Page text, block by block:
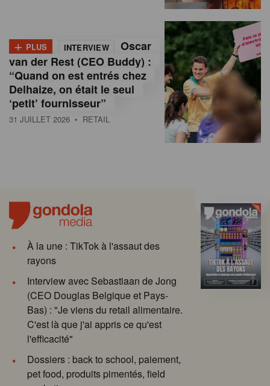
+ PLUS INTERVIEW
Oscar
van der Rest (CEO Buddy) :
“Quand on est entrés chez
Delhaize, on était le seul
‘petit’ fournisseur”
31 JUILLET 2026 • RETAIL
À la une : TikTok à l'assaut des
rayons
Interview avec Sebastiaan de Jong
(CEO Douglas Belgique et Pays-
Bas) : "Je viens du retail alimentaire.
C'est là que j'ai appris ce qu'est
l'efficacité"
Dossiers : back to school, paiement,
pet food, produits pimentés, field